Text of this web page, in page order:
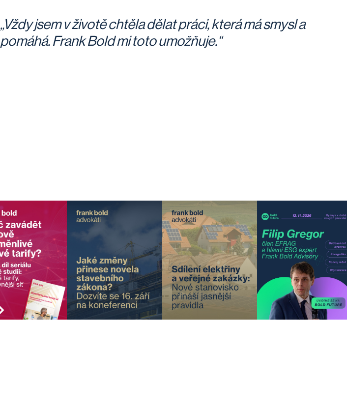
„Vždy jsem v životě chtěla dělat práci, která má smysl a
pomáhá. Frank Bold mi toto umožňuje.“